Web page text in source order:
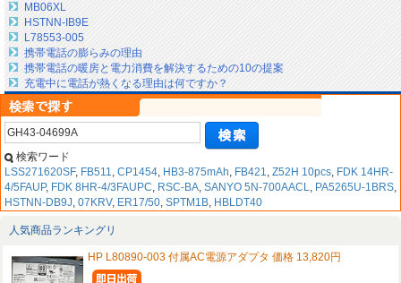
MB06XL
HSTNN-IB9E
L78553-005
携帯電話の膨らみの理由
携帯電話の暖房と電力消費を解決するための10の提案
充電中に電話が熱くなる理由は何ですか？
検索ワード
LSS271620SF, FB511, CP1454, HB3-875mAh, FB421, Z52H 10pcs, FDK 14HR-
4/5FAUP, FDK 8HR-4/3FAUPC, RSC-BA, SANYO 5N-700AACL, PA5265U-1BRS,
HSTNN-DB9J, 07KRV, ER17/50, SPTM1B, HBLDT40
人気商品ランキングリ
HP L80890-003 付属AC電源アダプタ 価格 13,820円